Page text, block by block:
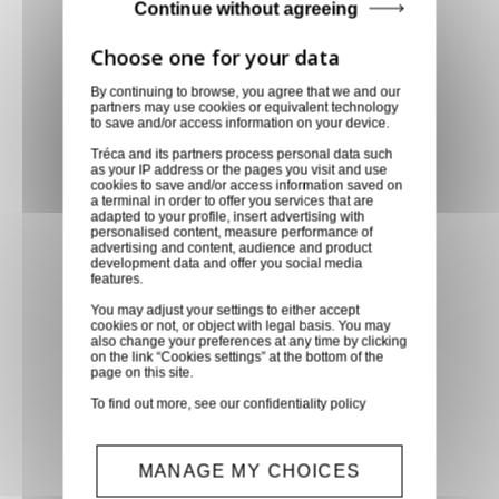
Notre équipe est à votre service depuis 20 ans.
Livraison via GLS
directement en magasin ou
faites vous livrer chez vous ou
dans les points relais de notre
partenaire GLS, partout en
France métropolitaine et en
Europe entre 24h et 48h après
mise à disposition des produits
à notre transporteur.
Paiement CB, virement,
Paypal, ...
By continuing to browse, you agree that we and our
partners may use cookies or equivalent technology
to save and/or access information on your device.
Tréca and its partners process personal data such
as your IP address or the pages you visit and use
cookies to save and/or access information saved on
a terminal in order to offer you services that are
adapted to your profile, insert advertising with
personalised content, measure performance of
advertising and content, audience and product
development data and offer you social media
features.
You may adjust your settings to either accept
cookies or not, or object with legal basis. You may
also change your preferences at any time by clicking
on the link “Cookies settings” at the bottom of the
page on this site.
To find out more, see ourconfidentiality policy
Continue without agreeing
MANAGE MY CHOICES